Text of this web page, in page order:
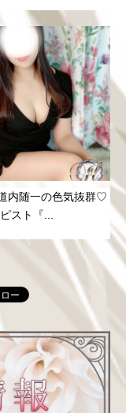
内随一の色気抜群♡
スト『...